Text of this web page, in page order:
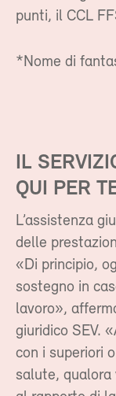
punti, il CCL
*Nome di
IL
QUI PER
L’assistenza
delle
«Di principio,
sostegno in
lavoro»,
giuridico SEV.
con i superiori
salute, qualora